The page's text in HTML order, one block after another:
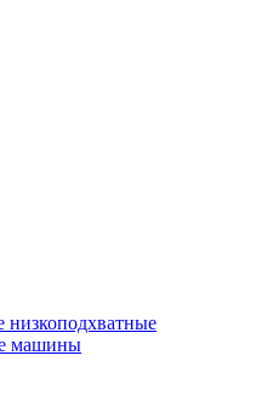
низкоподхватные
машины